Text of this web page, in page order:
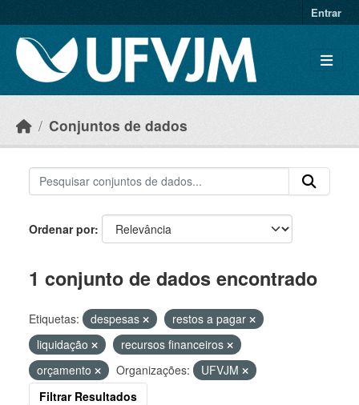
Entrar
Conjuntos de dados
Ordenar por
1 conjunto de dados encontrado
Etiquetas: despesas
restos a pagar
liquidação
recursos financeiros
orçamento
Organizações:
UFVJM
Filtrar Resultados